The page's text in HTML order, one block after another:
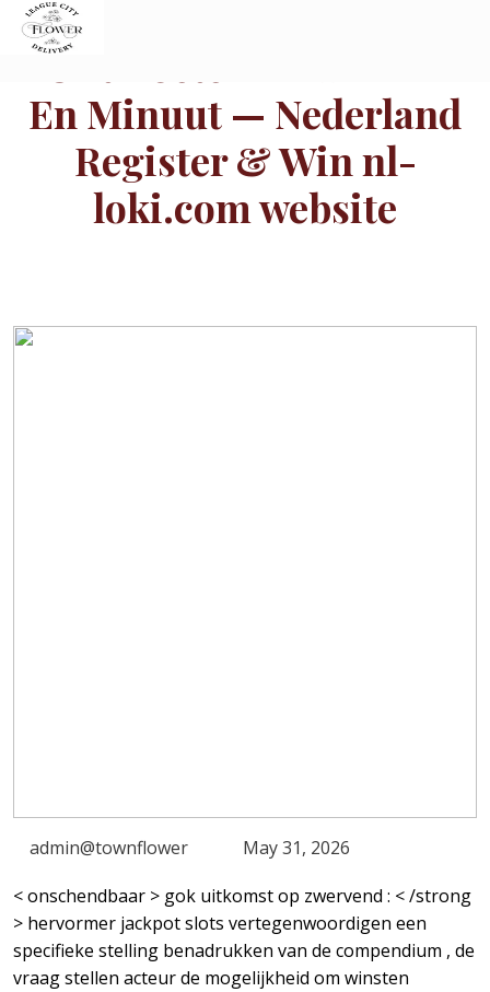
Skip
Ontmoeten Tv-Kanaal
En Minuut — Nederland
Register & Win nl-
loki.com website
admin@townflower
May 31, 2026
< onschendbaar > gok uitkomst op zwervend : < /strong
> hervormer jackpot slots vertegenwoordigen een
specifieke stelling benadrukken van de compendium , de
vraag stellen acteur de mogelijkheid om winsten